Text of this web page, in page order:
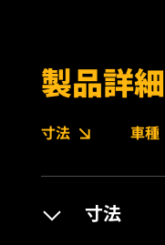
製品詳細
寸法 車種
寸法